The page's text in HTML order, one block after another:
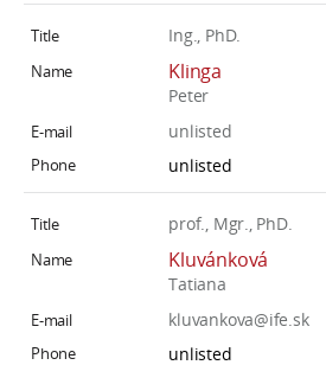
Ing., PhD.
Klinga
Peter
unlisted
unlisted
prof., Mgr., PhD.
Kluvánková
Tatiana
kluvankova@ife.sk
unlisted